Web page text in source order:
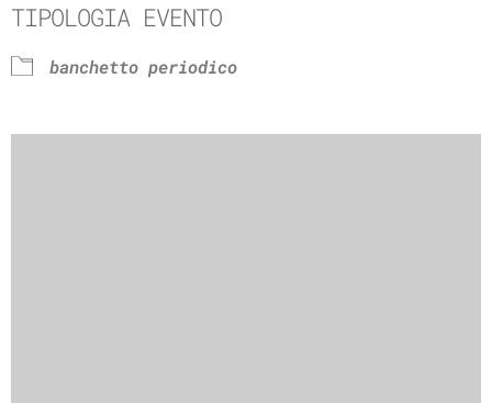
TIPOLOGIA EVENTO
banchetto periodico